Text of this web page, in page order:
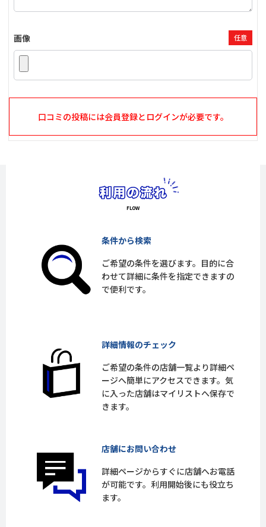
画像 任意
口コミの投稿には会員登録とログインが必要です。
条件から検索
ご希望の条件を選びます。目的に合
わせて詳細に条件を指定できますの
で便利です。
詳細情報のチェック
ご希望の条件の店舗一覧より詳細ペ
ージへ簡単にアクセスできます。気
に入った店舗はマイリストへ保存で
きます。
店舗にお問い合わせ
詳細ページからすぐに店舗へお電話
が可能です。利用開始後にも役立ち
ます。